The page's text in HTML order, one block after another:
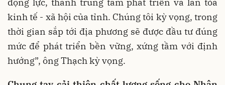
kinh tế - xã hội của tỉnh. Chúng tôi kỳ vọng, trong
thời gian sắp tới địa phương sẽ được đầu tư đúng
mức để phát triển bền vững, xứng tầm với định
hướng”, ông Thạch kỳ vọng.